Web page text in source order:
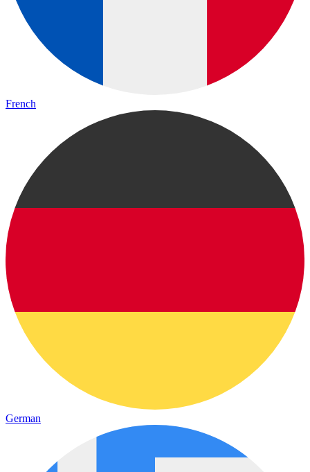
French
German